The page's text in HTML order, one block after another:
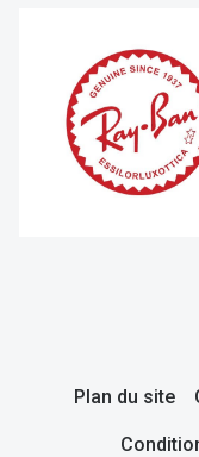
Plan du site